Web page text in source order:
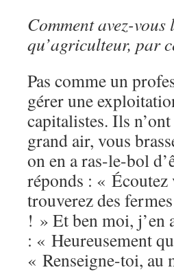
Comment avez-
qu’agriculteur, par
Pas comme un
gérer une
capitalistes. Ils
grand air, vous
on en a ras-le-bol
réponds : «
trouverez des
! » Et ben moi, j’en
: « Heureusement
« Renseigne-toi,